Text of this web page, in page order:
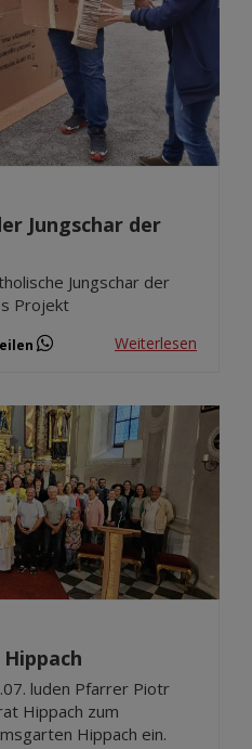
Jungschar der
Jungschar der
Projekt
Weiterlesen
luden Pfarrer Piotr
Hippach zum
Hippach ein.